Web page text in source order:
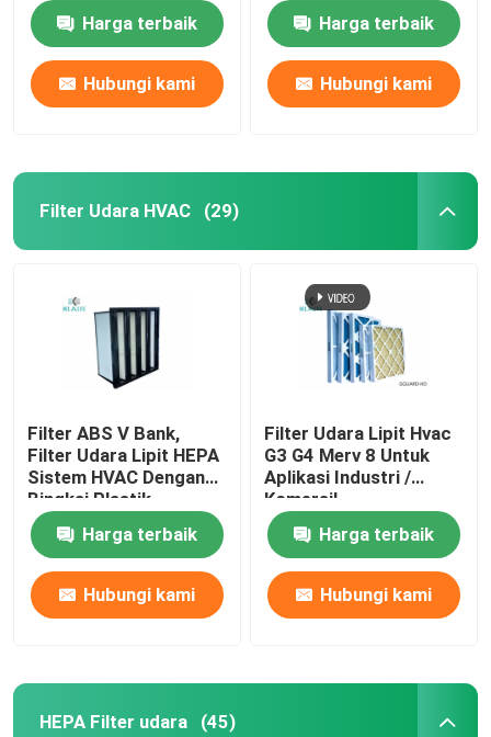
Harga terbaik
Hubungi kami
Harga terbaik
Hubungi kami
Filter Udara HVAC (29)
Filter ABS V Bank,
Filter Udara Lipit HEPA
Sistem HVAC Dengan
Bingkai Plastik
Harga terbaik
Hubungi kami
Filter Udara Lipit Hvac
G3 G4 Merv 8 Untuk
Aplikasi Industri /
Komersil
Harga terbaik
Hubungi kami
HEPA Filter udara (45)